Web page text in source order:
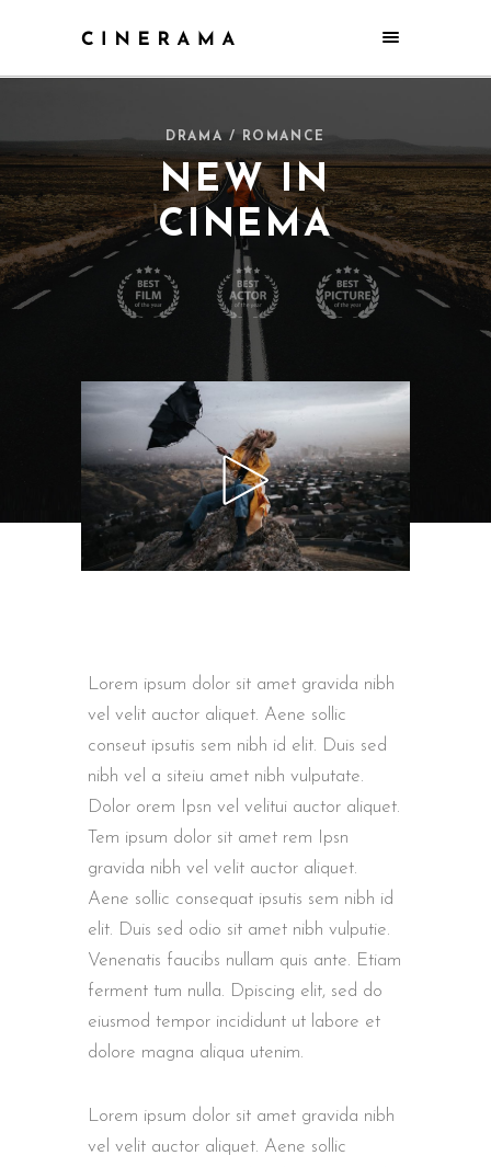
DRAMA / ROMANCE
NEW IN
CINEMA
Lorem ipsum dolor sit amet gravida nibh
vel velit auctor aliquet. Aene sollic
conseut ipsutis sem nibh id elit. Duis sed
nibh vel a siteiu amet nibh vulputate.
Dolor orem Ipsn vel velitui auctor aliquet.
Tem ipsum dolor sit amet rem Ipsn
gravida nibh vel velit auctor aliquet.
Aene sollic consequat ipsutis sem nibh id
elit. Duis sed odio sit amet nibh vulputie.
Venenatis faucibs nullam quis ante. Etiam
ferment tum nulla. Dpiscing elit, sed do
eiusmod tempor incididunt ut labore et
dolore magna aliqua utenim.
Lorem ipsum dolor sit amet gravida nibh
vel velit auctor aliquet. Aene sollic